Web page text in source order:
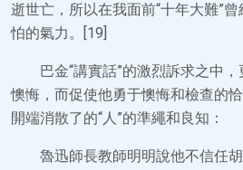
逝世亡，所以在我面前“十年大難”
怕的氣力。[19]
巴金“講實話”的激烈訴求之中
懊悔，而促使他勇于懊悔和檢查的
開端消散了的“人”的準繩和良知：
魯迅師長教師明明說他不信任